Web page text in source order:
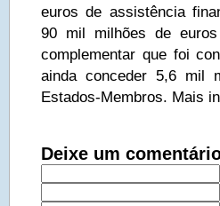
euros de assistência
90 mil milhões de
complementar que foi
ainda conceder 5,6 mil
Estados-Membros. Mais
Deixe um